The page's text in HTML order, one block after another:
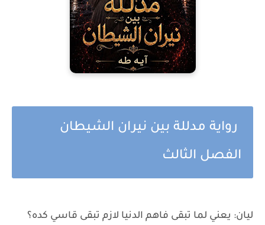
رواية مدللة بين نيران الشيطان
الفصل الثالث
ليان: يعني لما تبقى فاهم الدنيا لازم تبقى قاسي كده؟